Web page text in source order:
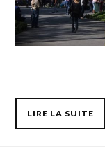
LIRE LA SUITE